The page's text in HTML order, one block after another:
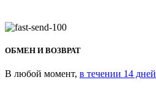
ОБМЕН И ВОЗВРАТ
В любой момент, в течении 14 дней